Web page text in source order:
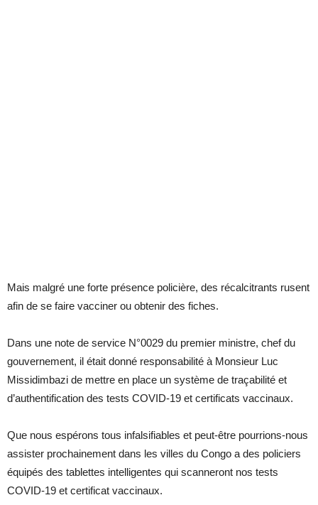
Mais malgré une forte présence policière, des récalcitrants rusent
afin de se faire vacciner ou obtenir des fiches.
Dans une note de service N°0029 du premier ministre, chef du
gouvernement, il était donné responsabilité à Monsieur Luc
Missidimbazi de mettre en place un système de traçabilité et
d’authentification des tests COVID-19 et certificats vaccinaux.
Que nous espérons tous infalsifiables et peut-être pourrions-nous
assister prochainement dans les villes du Congo a des policiers
équipés des tablettes intelligentes qui scanneront nos tests
COVID-19 et certificat vaccinaux.